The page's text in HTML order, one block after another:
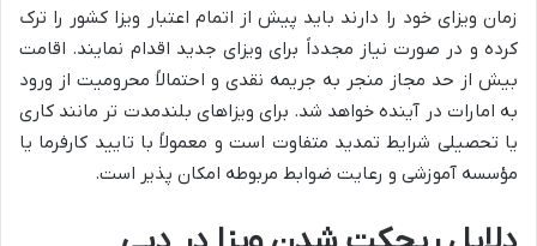
زمان ویزای خود را دارند باید پیش از اتمام اعتبار ویزا کشور را ترک
کرده و در صورت نیاز مجدداً برای ویزای جدید اقدام نمایند. اقامت
بیش از حد مجاز منجر به جریمه نقدی و احتمالاً محرومیت از ورود
به امارات در آینده خواهد شد. برای ویزاهای بلندمدت تر مانند کاری
یا تحصیلی شرایط تمدید متفاوت است و معمولاً با تایید کارفرما یا
مؤسسه آموزشی و رعایت ضوابط مربوطه امکان پذیر است.